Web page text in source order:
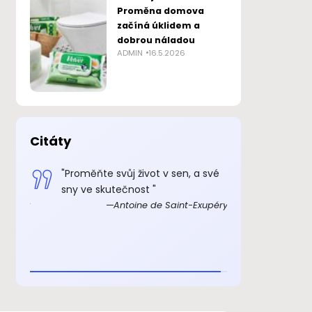
Proměna domova
začíná úklidem a
dobrou náladou
ADMIN 16.5.2026
Citáty
sen, a své
Exupéry
„Důkazem, že malý princ
skutečně existoval je to, že byl
rozkošný, že se smál a že chtěl